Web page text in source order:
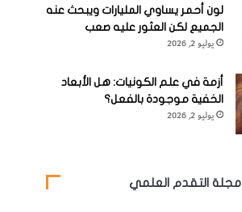
لون أحمر يساوي المليارات ويبحث عنه
الجميع لكن العثور عليه صعب
يوليو 2, 2026
أزمة في علم الكونيات: هل الأبعاد
الخفية موجودة بالفعل؟
يوليو 2, 2026
مجلة التقدم العلمي